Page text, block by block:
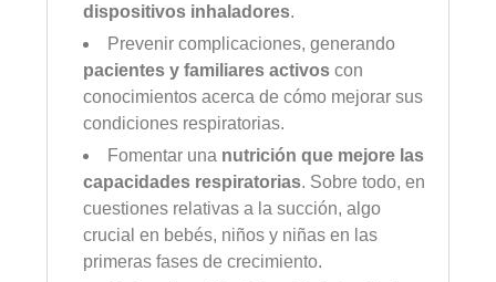
dispositivos inhaladores.
Prevenir complicaciones, generando
pacientes y familiares activos con
conocimientos acerca de cómo mejorar sus
condiciones respiratorias.
Fomentar una nutrición que mejore las
capacidades respiratorias. Sobre todo, en
cuestiones relativas a la succión, algo
crucial en bebés, niños y niñas en las
primeras fases de crecimiento.